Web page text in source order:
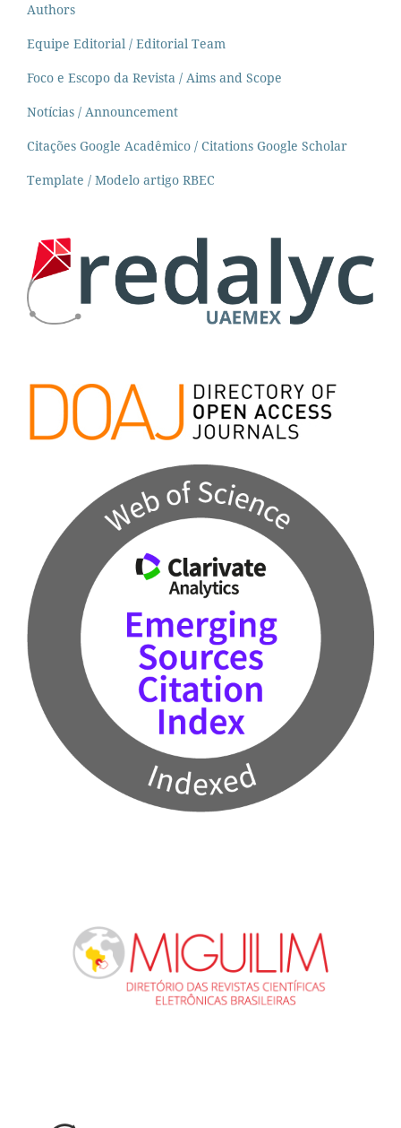
Authors
Equipe Editorial / Editorial Team
Foco e Escopo da Revista / Aims and Scope
Notícias / Announcement
Citações Google Acadêmico / Citations Google Scholar
Template / Modelo artigo RBEC